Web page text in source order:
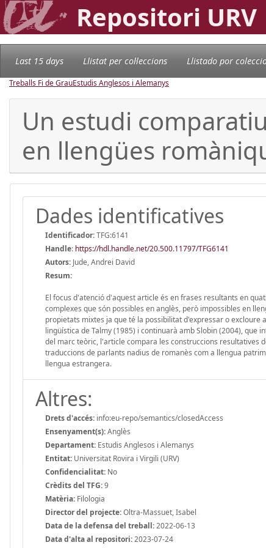
Repositori URV
Last 15 days Llistat per col·leccions Llistado por
Treballs Fi de GrauEstudis Anglesos i Alemanys
Un estudi
en llengües
Dades identificatives
Identificador:TFG:6141
Handle: https://hdl.handle.net/20.500.11797/TFG6141
Autors: Jude, Andrei David
Resum:
El focus d'atenció d'aquest article és en frases resultants en
complexes que són possibles en anglès, però impossibles en
propietats mixtes ja que té la possibilitat d'expressar o
lingüística de Talmy (1985) i continuarà amb Slobin (2004),
del marc teòric, l'article compara les construccions resultatives
traduccions de parlants nadius de romanès com a llengua
llengua estrangera.
Altres:
Drets d'accés: info:eu-repo/semantics/closedAccess
Ensenyament(s):Anglès
Departament: Estudis Anglesos i Alemanys
Entitat: Universitat Rovira i Virgili (URV)
Confidencialitat: No
Crèdits del TFG:9
Matèria: Filologia
Director del projecte:Oltra-Massuet, Isabel
Data de la defensa del treball:2022-06-13
Data d'alta al repositori:2023-07-24